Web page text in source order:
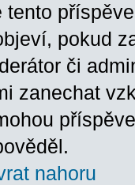
tento
pokud
či
zanechat
nahoru